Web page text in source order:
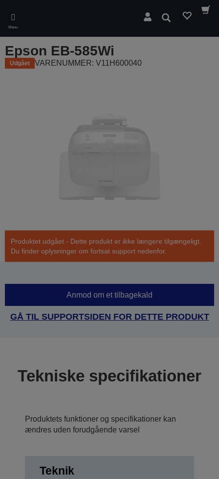
main
content
Menu
Søg
Epson EB-585Wi
Udgået VARENUMMER: V11H600040
Produktet udgået - Dette produkt er ikke længere tilgængeligt.
Du finder oplysninger om fortsat support nedenfor.
Anmod om et tilbagekald
GÅ TIL SUPPORTSIDEN FOR DETTE PRODUKT
Tekniske specifikationer
Produktets funktioner og specifikationer kan
ændres uden forudgående varsel
Teknik